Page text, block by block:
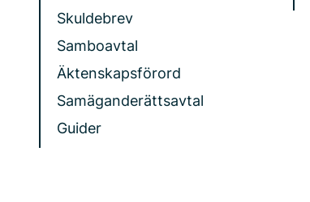
Skuldebrev
Samboavtal
Äktenskapsförord
Samäganderättsavtal
Guider